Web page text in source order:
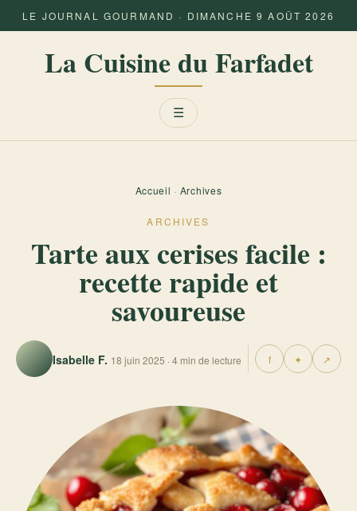
LE JOURNAL GOURMAND · DIMANCHE 9 AOÛT 2026
La Cuisine du Farfadet
Menu
☰
Accueil · Archives
ARCHIVES
Tarte aux cerises facile :
recette rapide et
savoureuse
Isabelle F. 18 juin 2025 · 4 min de lecture f ✦ ↗